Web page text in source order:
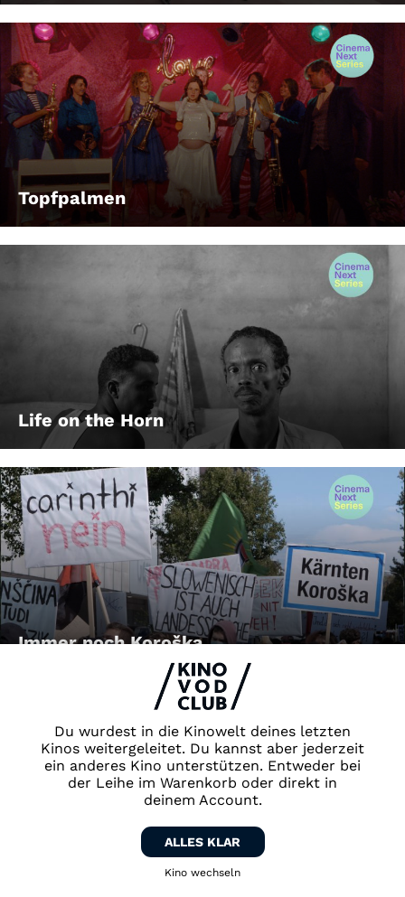
Du wurdest in die Kinowelt deines letzten
Kinos weitergeleitet. Du kannst aber jederzeit
ein anderes Kino unterstützen. Entweder bei
der Leihe im Warenkorb oder direkt in
deinem Account.
ALLES KLAR
Kino wechseln
Topfpalmen
Life on the Horn
Immer noch Koroška
FRAUENFRAGMENTE: Galila &
FRAUENFRAGMENTE: Gini und Resi